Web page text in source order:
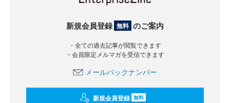
新規会員登録 無料 のご案内
・全ての過去記事が閲覧できます
・会員限定メルマガを受信できます
メールバックナンバー
新規会員登録 無料